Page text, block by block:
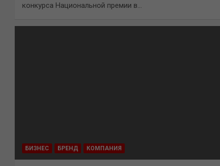
конкурса Национальной премии в…
БИЗНЕС БРЕНД КОМПАНИЯ